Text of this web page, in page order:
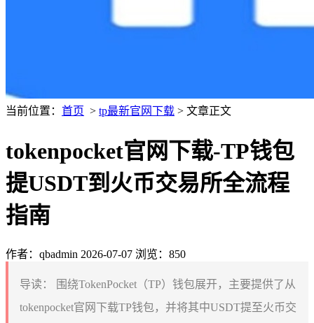
当前位置： 首页 > tp最新官网下载 > 文章正文
tokenpocket官网下载-TP钱包
提USDT到火币交易所全流程
指南
作者：qbadmin 2026-07-07 浏览：850
导读：
围绕TokenPocket（TP）钱包展开，主要提供了从
tokenpocket官网下载TP钱包，并将其中USDT提至火币交